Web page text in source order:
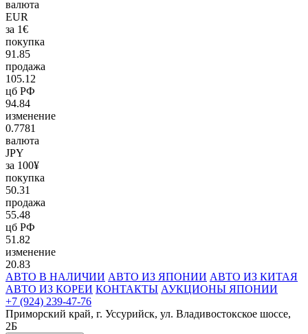
валюта
EUR
за 1€
покупка
91.85
продажа
105.12
цб РФ
94.84
изменение
0.7781
валюта
JPY
за 100¥
покупка
50.31
продажа
55.48
цб РФ
51.82
изменение
20.83
АВТО В НАЛИЧИИ АВТО ИЗ ЯПОНИИ АВТО ИЗ КИТАЯ
АВТО ИЗ КОРЕИ КОНТАКТЫ АУКЦИОНЫ ЯПОНИИ
+7 (924) 239-47-76
Приморский край, г. Уссурийск, ул. Владивостокское шоссе,
2Б